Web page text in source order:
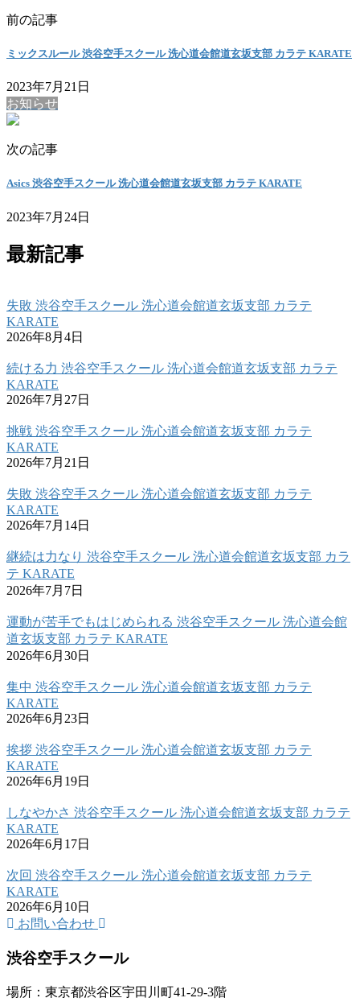
前の記事
ミックスルール 渋谷空手スクール 洗心道会館道玄坂支部 カラテ KARATE
2023年7月21日
お知らせ
次の記事
Asics 渋谷空手スクール 洗心道会館道玄坂支部 カラテ KARATE
2023年7月24日
最新記事
失敗 渋谷空手スクール 洗心道会館道玄坂支部 カラテ
KARATE
2026年8月4日
続ける力 渋谷空手スクール 洗心道会館道玄坂支部 カラテ
KARATE
2026年7月27日
挑戦 渋谷空手スクール 洗心道会館道玄坂支部 カラテ
KARATE
2026年7月21日
失敗 渋谷空手スクール 洗心道会館道玄坂支部 カラテ
KARATE
2026年7月14日
継続は力なり 渋谷空手スクール 洗心道会館道玄坂支部 カラ
テ KARATE
2026年7月7日
運動が苦手でもはじめられる 渋谷空手スクール 洗心道会館
道玄坂支部 カラテ KARATE
2026年6月30日
集中 渋谷空手スクール 洗心道会館道玄坂支部 カラテ
KARATE
2026年6月23日
挨拶 渋谷空手スクール 洗心道会館道玄坂支部 カラテ
KARATE
2026年6月19日
しなやかさ 渋谷空手スクール 洗心道会館道玄坂支部 カラテ
KARATE
2026年6月17日
次回 渋谷空手スクール 洗心道会館道玄坂支部 カラテ
KARATE
2026年6月10日
お問い合わせ
渋谷空手スクール
場所：東京都渋谷区宇田川町41-29-3階